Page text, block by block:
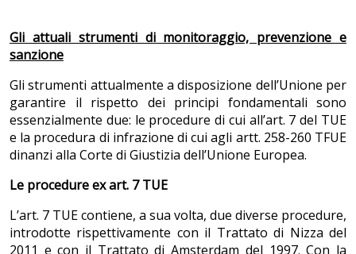
Gli attuali strumenti di monitoraggio, prevenzione e
sanzione
Gli strumenti attualmente a disposizione dell’Unione per
garantire il rispetto dei principi fondamentali sono
essenzialmente due: le procedure di cui all’art. 7 del TUE
e la procedura di infrazione di cui agli artt. 258-260 TFUE
dinanzi alla Corte di Giustizia dell’Unione Europea.
Le procedure ex art. 7 TUE
L’art. 7 TUE contiene, a sua volta, due diverse procedure,
introdotte rispettivamente con il Trattato di Nizza del
2011 e con il Trattato di Amsterdam del 1997. Con la